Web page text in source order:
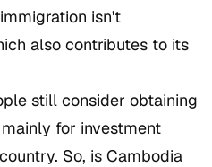
isn't
also contributes to its
still consider obtaining
for investment
So, is Cambodia